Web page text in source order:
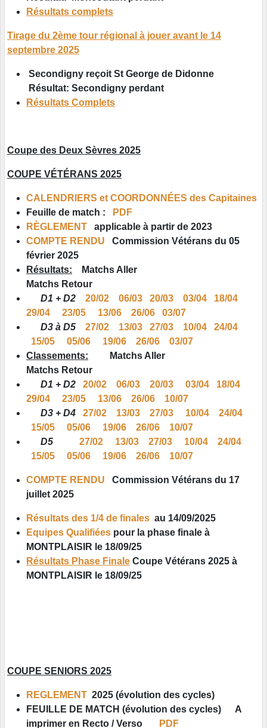
Résultats complets
Tirage du 2ème tour régional à jouer avant le 14
septembre 2025
Secondigny reçoit St George de Didonne
Résultat: Secondigny perdant
Résultats Complets
Coupe des Deux Sèvres 2025
COUPE VÉTÉRANS 2025
CALENDRIERS et COORDONNÉES des Capitaines
Feuille de match :
PDF
RÈGLEMENT applicable à partir de 2023
COMPTE RENDU Commission Vétérans du 05
février 2025
Résultats:
Matchs Aller
Matchs Retour
D1 + D2
20/02 06/03 20/03 03/04
18/04
29/04
23/05 13/06 26/06
03/07
D3 à D5
27/02 13/03 27/03 10/04
24/04
15/05
05/06 19/06 26/06
03/07
Classements:
Matchs Aller
Matchs Retour
D1 + D2
20/02 06/03 20/03 03/04
18/04
29/04
23/05 13/06 26/06
10/07
D3 + D4
27/02 13/03 27/03 10/04
24/04
15/05
05/06 19/06 26/06
10/07
D5
27/02 13/03 27/03 10/04
24/04
15/05
05/06 19/06 26/06 10/07
COMPTE RENDU Commission Vétérans du 17
juillet 2025
Résultats des 1/4 de finales au 14/09/2025
Equipes Qualifiées pour la phase finale à
MONTPLAISIR le 18/09/25
Résultats Phase Finale Coupe Vétérans 2025 à
MONTPLAISIR le 18/09/25
COUPE SENIORS 2025
REGLEMENT 2025 (évolution des cycles)
FEUILLE DE MATCH (évolution des cycles) A
imprimer en Recto / Verso
PDF